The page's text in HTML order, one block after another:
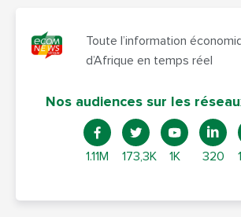
Toute l’information
d’Afrique en temps réel
Nos audiences sur les
1.11M 173,3K 1K 320